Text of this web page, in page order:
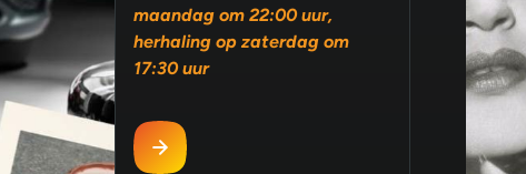
maandag om 22:00 uur,
herhaling op zaterdag om
17:30 uur